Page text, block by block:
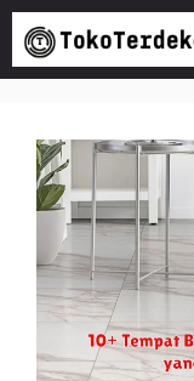
Langsung
isi